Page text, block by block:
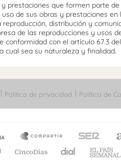
que formen parte
de sus obras y prestaciones
distribución y
de las reproducciones y usos
con el artículo 67.3
cual sea su naturaleza y finalidad.
Política de privacidad Política de